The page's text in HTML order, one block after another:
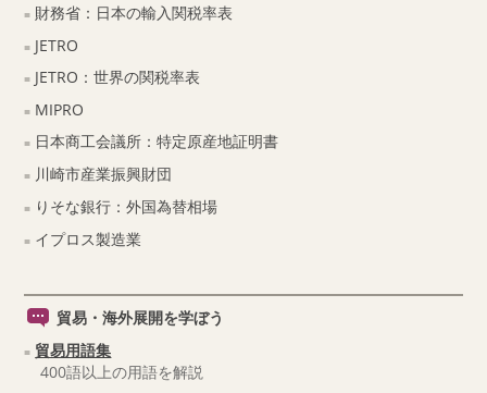
財務省：日本の輸入関税率表
JETRO
JETRO：世界の関税率表
MIPRO
日本商工会議所：特定原産地証明書
川崎市産業振興財団
りそな銀行：外国為替相場
イプロス製造業
貿易・海外展開を学ぼう
貿易用語集
400語以上の用語を解説